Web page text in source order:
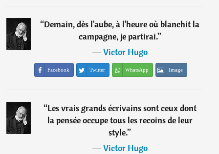
“Demain, dès l'aube, à l'heure où blanchit la
campagne, je partirai.”
―Victor Hugo
Facebook Twitter WhatsApp Image
“Les vrais grands écrivains sont ceux dont
la pensée occupe tous les recoins de leur
style.”
―Victor Hugo